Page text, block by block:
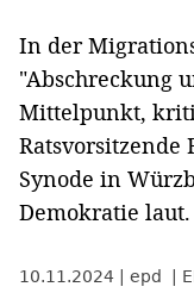
In der
"Abschreckung
Mittelpunkt,
Ratsvorsitzende
Synode in
Demokratie laut.
10.11.2024 epd